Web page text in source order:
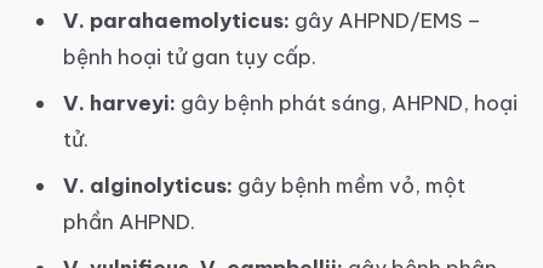
V. parahaemolyticus: gây AHPND/EMS –
bệnh hoại tử gan tụy cấp.
V. harveyi: gây bệnh phát sáng, AHPND, hoại
tử.
V. alginolyticus: gây bệnh mềm vỏ, một
phần AHPND.